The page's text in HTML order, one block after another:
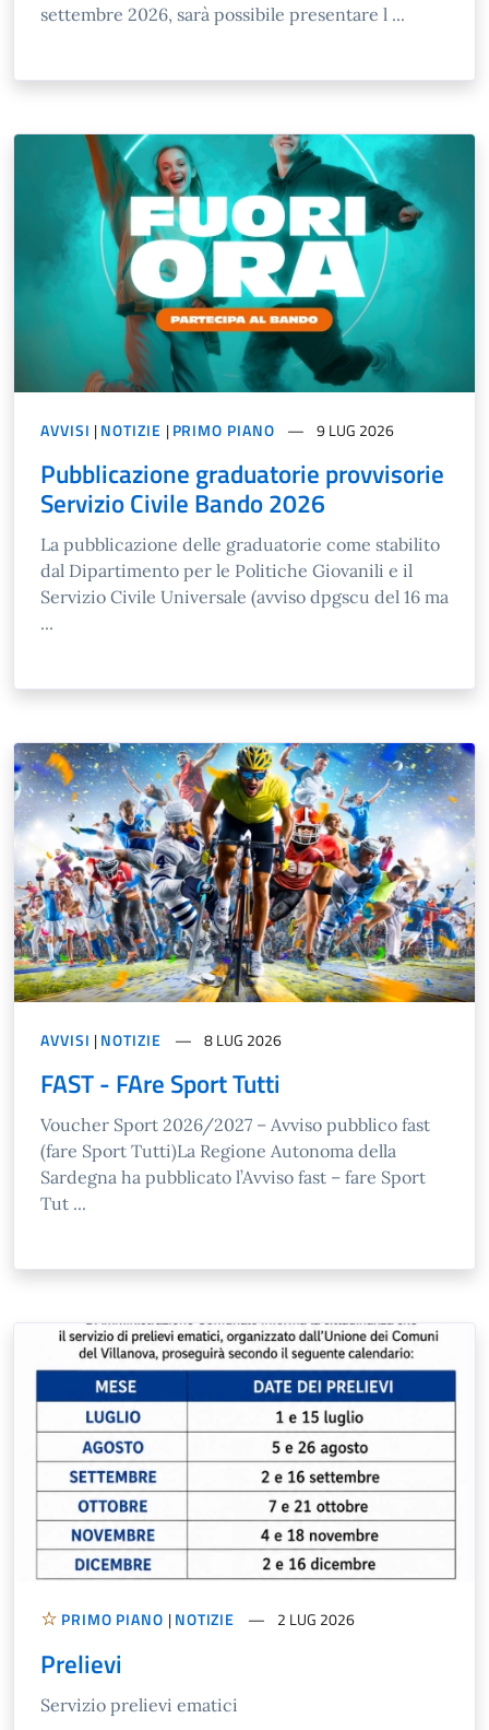
settembre 2026, sarà possibile presentare l ...
AVVISI |NOTIZIE |PRIMO PIANO 9 LUG 2026
Pubblicazione graduatorie provvisorie
Servizio Civile Bando 2026
La pubblicazione delle graduatorie come stabilito
dal Dipartimento per le Politiche Giovanili e il
Servizio Civile Universale (avviso dpgscu del 16 ma
...
AVVISI |NOTIZIE 8 LUG 2026
FAST - FAre Sport Tutti
Voucher Sport 2026/2027 – Avviso pubblico fast
(fare Sport Tutti)La Regione Autonoma della
Sardegna ha pubblicato l’Avviso fast – fare Sport
Tut ...
PRIMO PIANO |NOTIZIE 2 LUG 2026
Prelievi
Servizio prelievi ematici